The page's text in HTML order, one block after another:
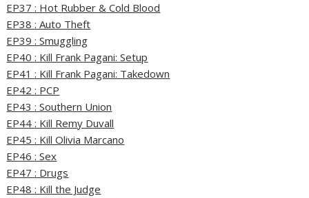
EP37 : Hot Rubber & Cold Blood
EP38 : Auto Theft
EP39 : Smuggling
EP40 : Kill Frank Pagani: Setup
EP41 : Kill Frank Pagani: Takedown
EP42 : PCP
EP43 : Southern Union
EP44 : Kill Remy Duvall
EP45 : Kill Olivia Marcano
EP46 : Sex
EP47 : Drugs
EP48 : Kill the Judge